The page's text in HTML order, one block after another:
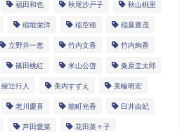
福田和也 秋尾沙戸子 秋山桃里
稲垣栄洋 稲空穂 稲葉豊茂
立野井一恵 竹内文香 竹内絢香
篠田桃紅 米山公啓 粂原圭太郎
綾辻行人 美内すずえ 美輪明宏
老川慶喜 能町光香 臼井由妃
芦田愛菜 花田菜々子